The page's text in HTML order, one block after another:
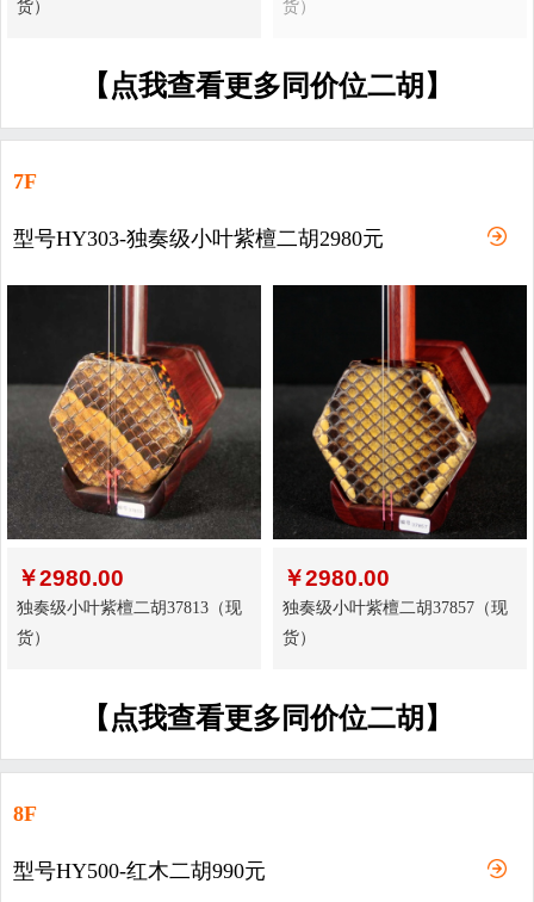
货） 货）
【点我查看更多同价位二胡】
7F
型号HY303-独奏级小叶紫檀二胡2980元
￥2980.00
独奏级小叶紫檀二胡37813（现
货）
￥2980.00
独奏级小叶紫檀二胡37857（现
货）
【点我查看更多同价位二胡】
8F
型号HY500-红木二胡990元